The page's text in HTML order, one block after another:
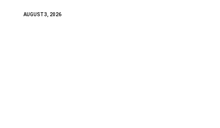
AUGUST 3, 2026